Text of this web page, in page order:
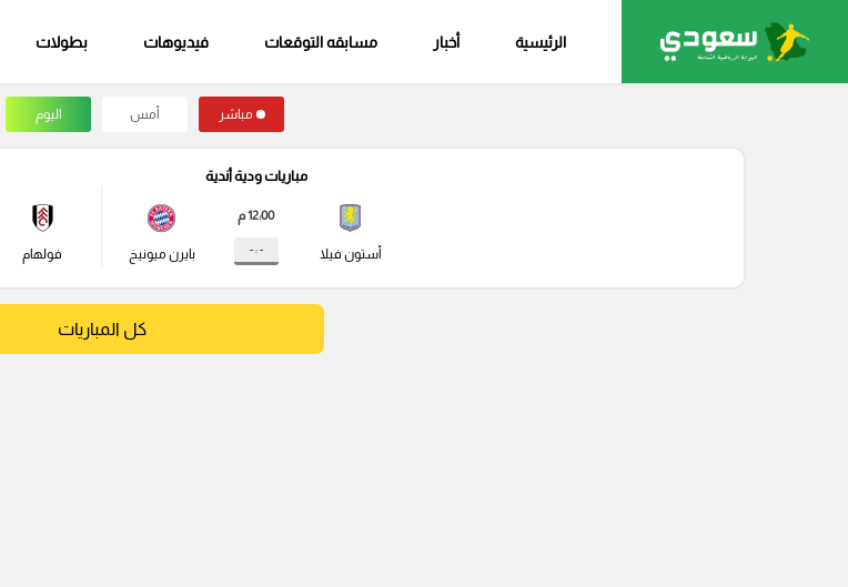
الرئيسية أخبار مسابقه التوقعات فيديوهات بطولات
مباشر أمس اليوم
مباريات ودية أندية
أستون فيلا
12:00 م
- : - بايرن ميونيخ فولهام
كل المباريات